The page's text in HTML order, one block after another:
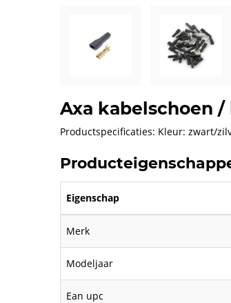
Axa kabelschoen
Productspecificaties: Kleur: zwart/
Eigenschap
Merk
Modeljaar
Ean upc